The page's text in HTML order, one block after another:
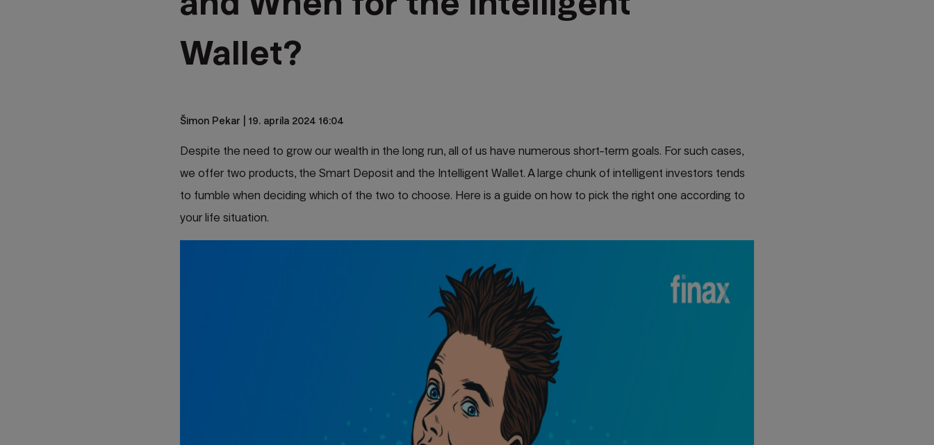
Wallet?
Šimon Pekar | 19. apríla 2024 16:04
Despite the need to grow our wealth in the long run, all of us have numerous short-term goals. For such cases,
we offer two products, the Smart Deposit and the Intelligent Wallet. A large chunk of intelligent investors tends
to fumble when deciding which of the two to choose. Here is a guide on how to pick the right one according to
your life situation.